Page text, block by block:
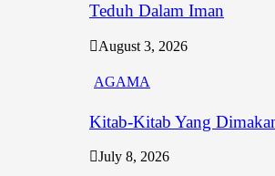
Teduh Dalam Iman
August 3, 2026
AGAMA
Kitab-Kitab Yang
July 8, 2026